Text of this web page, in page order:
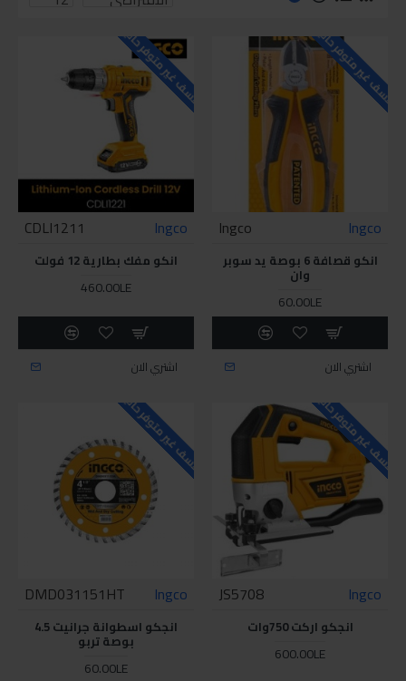
للاسف غير متوفر حاليا
Ingco
Ingco
انكو قصافة 6 بوصة يد سوبر
وان
60.00LE
اشتري الان
للاسف غير متوفر حاليا
Ingco
CDLI1211
انكو مفك بطارية 12 فولت
460.00LE
اشتري الان
للاسف غير متوفر حاليا
Ingco
JS5708
انجكو اركت 750وات
600.00LE
للاسف غير متوفر حاليا
Ingco
DMD031151HT
انجكو اسطوانة جرانيت 4.5
بوصة تربو
60.00LE